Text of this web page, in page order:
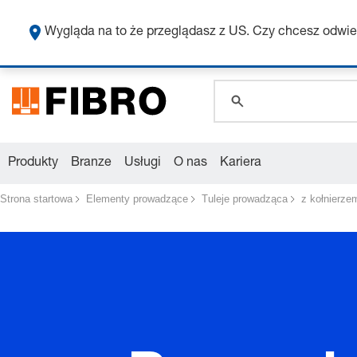
Produkty Branze Usługi O nas Kariera
Strona startowa Elementy prowadzące Tuleje prowadząca z
Wygląda na to że przeglądasz z US. Czy chcesz